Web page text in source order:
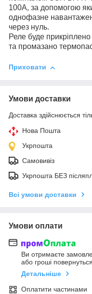
100A, за допомогою
однофазне
через нуль.
Реле буде
та промазано
Приховати
Умови доставки
Доставка здійснюється
Нова Пошта
Укрпошта
Самовивіз
Укрпошта БЕЗ
Всі умови доставки
Умови оплати
Ви отримаєте
або гроші
Детальніше
Оплатити частинами